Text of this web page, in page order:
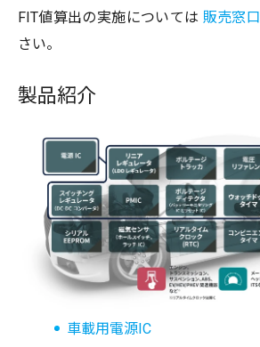
FIT値算出の実施については 販売窓口
さい。
製品紹介
車載用電源IC